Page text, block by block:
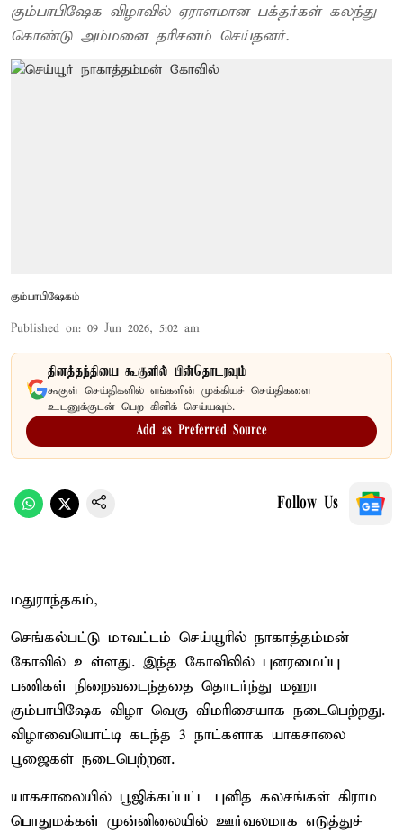
கும்பாபிஷேக விழாவில் ஏராளமான பக்தர்கள் கலந்து
கொண்டு அம்மனை தரிசனம் செய்தனர்.
கும்பாபிஷேகம்
Published on: 09 Jun 2026, 5:02 am
தினத்தந்தியை கூகுளில் பின்தொடரவும்
கூகுள் செய்திகளில் எங்களின் முக்கியச் செய்திகளை
உடனுக்குடன் பெற கிளிக் செய்யவும்.
Add as Preferred Source
Follow Us
மதுராந்தகம்,
செங்கல்பட்டு மாவட்டம் செய்யூரில் நாகாத்தம்மன்
கோவில் உள்ளது. இந்த கோவிலில் புனரமைப்பு
பணிகள் நிறைவடைந்ததை தொடர்ந்து மஹா
கும்பாபிஷேக விழா வெகு விமரிசையாக நடைபெற்றது.
விழாவையொட்டி கடந்த 3 நாட்களாக யாகசாலை
பூஜைகள் நடைபெற்றன.
யாகசாலையில் பூஜிக்கப்பட்ட புனித கலசங்கள் கிராம
பொதுமக்கள் முன்னிலையில் ஊர்வலமாக எடுத்துச்